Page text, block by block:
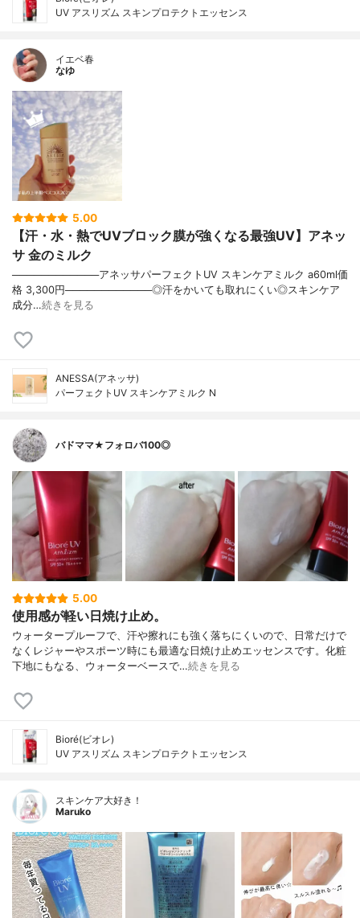
UV アスリズム スキンプロテクトエッセンス
イエベ春
なゆ
5.00
【汗・水・熱でUVブロック膜が強くなる最強UV】アネッ
サ 金のミルク
────────────アネッサパーフェクトUV スキンケアミルク a60ml価
格 3,300円────────────◎汗をかいても取れにくい◎スキンケア
成分…続きを見る
ANESSA(アネッサ)
パーフェクトUV スキンケアミルク N
バドママ★フォロバ100◎
5.00
使用感が軽い日焼け止め。
ウォータープルーフで、汗や擦れにも強く落ちにくいので、日常だけで
なくレジャーやスポーツ時にも最適な日焼け止めエッセンスです。化粧
下地にもなる、ウォーターベースで…続きを見る
Bioré(ビオレ)
UV アスリズム スキンプロテクトエッセンス
スキンケア大好き！
Maruko